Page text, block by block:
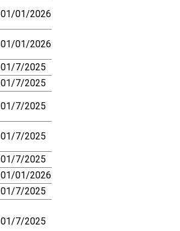
01/01/2026
01/01/2026
01/7/2025
01/7/2025
01/7/2025
01/7/2025
01/7/2025
01/01/2026
01/7/2025
01/7/2025